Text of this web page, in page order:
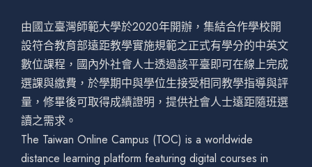
由國立臺灣師範大學於2020年開辦，集結合作學校開
設符合教育部遠距教學實施規範之正式有學分的中英文
數位課程，國內外社會人士透過該平臺即可在線上完成
選課與繳費，於學期中與學位生接受相同教學指導與評
量，修畢後可取得成績證明，提供社會人士遠距隨班選
讀之需求。
The Taiwan Online Campus (TOC) is a worldwide
distance learning platform featuring digital courses in